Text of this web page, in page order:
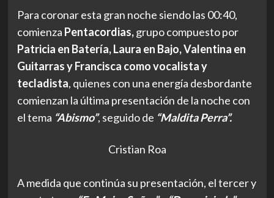
Para coronar esta gran noche siendo las 00:40,
comienza Pentacordias,grupo compuesto por
Patricia en Batería, Laura en Bajo, Valentina en
Guitarras y Francisca como vocalista y
tecladista, quienes con una energía desbordante
comienzan la última presentación de la noche con
el tema “Abismo”, seguido de “Maldita Perra”.
Cristian Roa
A medida que continúa su presentación, el tercer y